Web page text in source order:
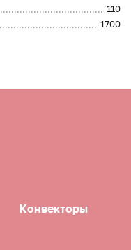
110
1700
Конвекторы